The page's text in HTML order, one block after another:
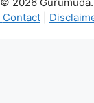
Contact|